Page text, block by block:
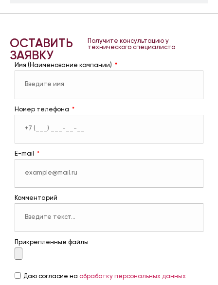
ОСТАВИТЬ
ЗАЯВКУ
Получите консультацию у
технического специалиста
Имя (Наименование компании)
Номер телефона
E-mail
Комментарий
Прикрепленные файлы
Даю согласие на обработку персональных данных